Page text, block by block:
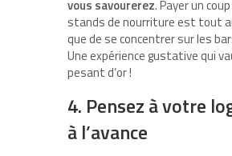
vous savourerez. Payer un
stands de nourriture est tout
que de se concentrer sur les
Une expérience gustative qui
pesant d’or !
4. Pensez à votre
à l’avance